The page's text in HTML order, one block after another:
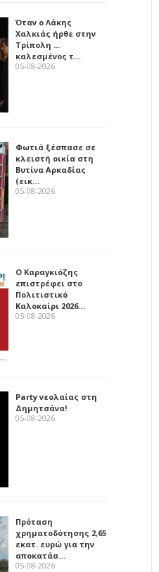
Όταν ο Λάκης
Χαλκιάς ήρθε στην
Τρίπολη ...
καλεσμένος τ…
05-08-2026
Φωτιά ξέσπασε σε
κλειστή οικία στη
Βυτίνα Αρκαδίας
(εικ…
05-08-2026
Ο Καραγκιόζης
επιστρέφει στο
Πολιτιστικό
Καλοκαίρι 2026…
05-08-2026
Party νεολαίας στη
Δημητσάνα!
05-08-2026
Πρόταση
χρηματοδότησης 2,65
εκατ. ευρώ για την
αποκατάσ…
05-08-2026